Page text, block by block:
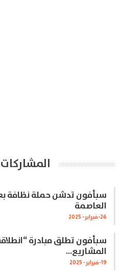
المشاركات
سبأفون تدشن حملة نظافة
العاصمة
26-فبراير- 2025
سبأفون تطلق مبادرة
المشاريع…
19-فبراير- 2025